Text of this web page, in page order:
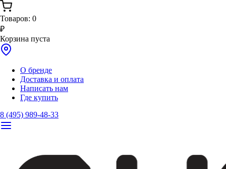
Товаров: 0
₽
Корзина пуста
О бренде
Доставка и оплата
Написать нам
Где купить
8 (495) 989-48-33